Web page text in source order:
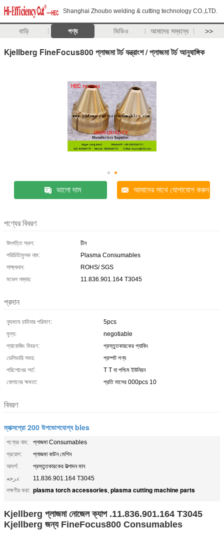
Shanghai Zhoubo welding & cutting technology CO.,LTD.
বাড়ি পণ্য ভিডিও আমাদের সম্বন্ধে >>
Kjellberg FineFocus800 প্লাজমা টর্চ যন্ত্রাংশ / প্লাজমা টর্চ আনুষাঙ্গিক
ভালো দাম আমাদের সাথে যোগাযোগ করুন
পণ্যের বিবরণ
উৎপত্তি স্থল:
চীন
পরিচিতিমুলক নাম:
Plasma Consumables
সাক্ষ্যদান:
ROHS/ SGS
মডেল নম্বার:
11.836.901.164 T3045
প্রদান
ন্যূনতম চাহিদার পরিমাণ:
5pcs
মূল্য:
negotiable
প্যাকেজিং বিবরণ:
প্রস্তুতকারকের প্যাকিং
ডেলিভারি সময়:
প্রম্পট পণ্য
পরিশোধের শর্ত:
T T বা পশ্চিম ইউনিয়ন
যোগানের ক্ষমতা:
প্রতি মাসের 000pcs 10
বিবরণ
ম্যাক্সপ্রো 200 উপভোগযোগ্য bles
পণ্যের নাম:
প্লাজমা Consumables
প্রয়োগ:
প্লাজমা কাটন মেশিন
আদর্শ:
প্রস্তুতকারকের উত্পাদন মান
درجه:
11.836.901.164 T3045
লক্ষণীয় করা: plasma torch accessories, plasma cutting machine parts
Kjellberg প্লাজমা নোজেল ক্যাপ .11.836.901.164 T3045
Kjellberg জন্য FineFocus800 Consumables